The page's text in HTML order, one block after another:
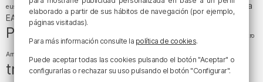
euskera fiestas fútbol Gobierno vasco juanma jubera LaLiga LaLiga
EA Sports
Liga Endesa música Osakidetza planes
Política Teatro
Arriaga tiempo atmosférico tráfico
tráfico en Bizkaia
elaborado a partir de sus hábitos de navegación (por ejemplo,
páginas visitadas).
Para más información consulte la política de cookies.
Puede aceptar todas las cookies pulsando el botón "Aceptar" o
configurarlas o rechazar su uso pulsando el botón "Configurar".